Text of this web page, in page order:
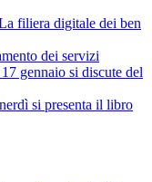
filiera digitale dei ben
dei servizi
gennaio si discute del
si presenta il libro